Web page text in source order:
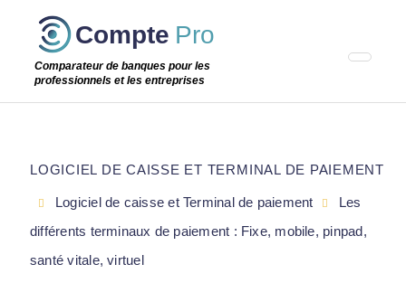
Passer
étape
Compte Pro
Comparateur de banques pour les
professionnels et les entreprises
LOGICIEL DE CAISSE ET TERMINAL DE PAIEMENT
Logiciel de caisse et Terminal de paiement
Les
différents terminaux de paiement : Fixe, mobile, pinpad,
santé vitale, virtuel